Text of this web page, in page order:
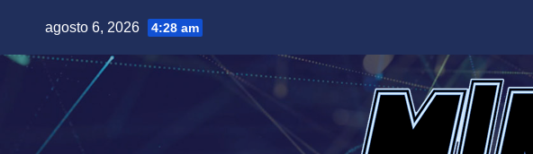
contenido
agosto 6, 2026 4:28 am